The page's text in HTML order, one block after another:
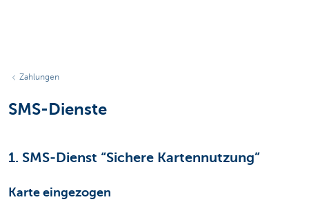
Zahlungen
SMS-Dienste
1. SMS-Dienst “Sichere Kartennutzung”
Karte eingezogen